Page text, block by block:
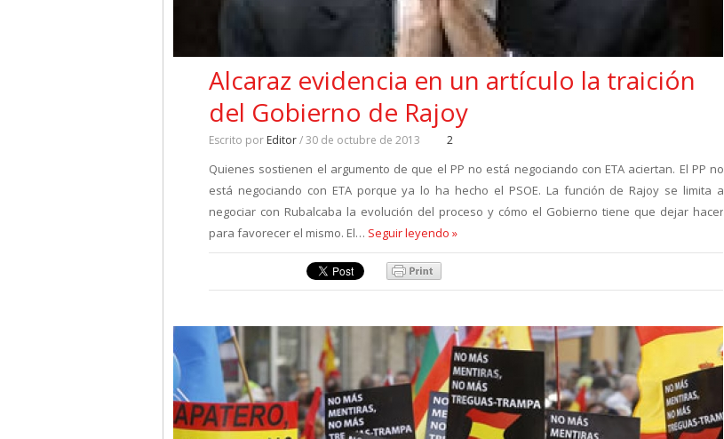
Alcaraz evidencia en un artículo la traición
del Gobierno de Rajoy
Escrito por Editor/ 30 de octubre de 2013 2
Quienes sostienen el argumento de que el PP no está negociando con ETA aciertan. El PP no
está negociando con ETA porque ya lo ha hecho el PSOE. La función de Rajoy se limita a
negociar con Rubalcaba la evolución del proceso y cómo el Gobierno tiene que dejar hacer
para favorecer el mismo. El… Seguir leyendo »